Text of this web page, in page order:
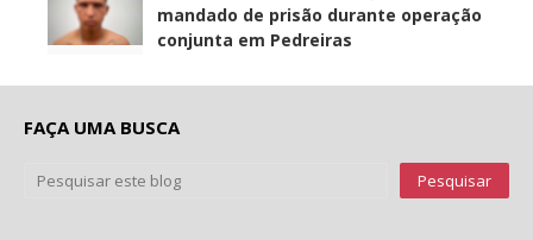
mandado de prisão durante operação
conjunta em Pedreiras
FAÇA UMA BUSCA